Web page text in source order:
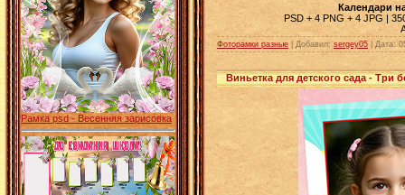
Рамка psd - Весенняя зарисовка
Календари
PSD + 4 PNG + 4 JPG |
Фоторамки разные | Добавил: sergey05 Дата:
Виньетка для детского сада - Три